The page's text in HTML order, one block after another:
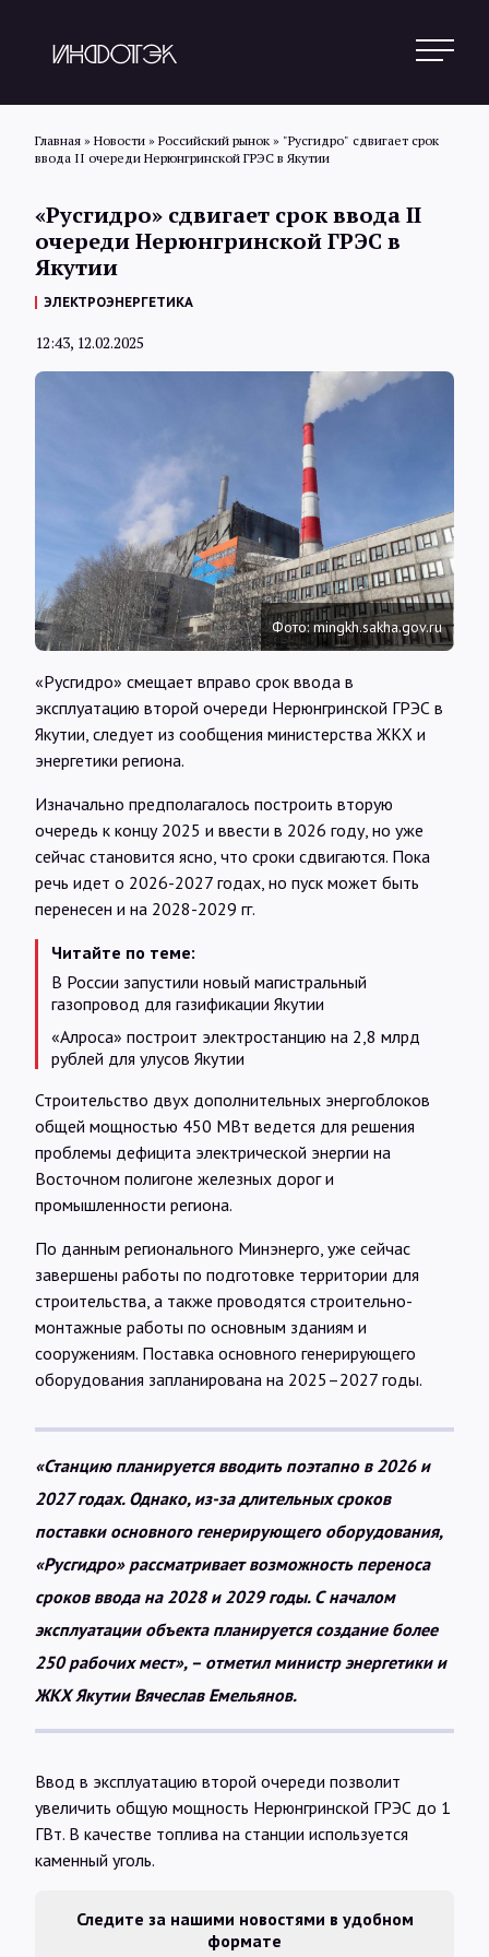
Интервью
Карты
О нас
@Infotek_Russia
Главная » Новости » Российский рынок » "Русгидро" сдвигает срок
ввода II очереди Нерюнгринской ГРЭС в Якутии
«Русгидро» сдвигает срок ввода II
очереди Нерюнгринской ГРЭС в
Якутии
ЭЛЕКТРОЭНЕРГЕТИКА
12:43, 12.02.2025
Фото: mingkh.sakha.gov.ru
«Русгидро» смещает вправо срок ввода в
эксплуатацию второй очереди Нерюнгринской ГРЭС в
Якутии, следует из сообщения министерства ЖКХ и
энергетики региона.
Изначально предполагалось построить вторую
очередь к концу 2025 и ввести в 2026 году, но уже
сейчас становится ясно, что сроки сдвигаются. Пока
речь идет о 2026-2027 годах, но пуск может быть
перенесен и на 2028-2029 гг.
Читайте по теме:
В России запустили новый магистральный
газопровод для газификации Якутии
«Алроса» построит электростанцию на 2,8 млрд
рублей для улусов Якутии
Строительство двух дополнительных энергоблоков
общей мощностью 450 МВт ведется для решения
проблемы дефицита электрической энергии на
Восточном полигоне железных дорог и
промышленности региона.
По данным регионального Минэнерго, уже сейчас
завершены работы по подготовке территории для
строительства, а также проводятся строительно-
монтажные работы по основным зданиям и
сооружениям. Поставка основного генерирующего
оборудования запланирована на 2025–2027 годы.
«Станцию планируется вводить поэтапно в 2026 и
2027 годах. Однако, из-за длительных сроков
поставки основного генерирующего оборудования,
«Русгидро» рассматривает возможность переноса
сроков ввода на 2028 и 2029 годы. С началом
эксплуатации объекта планируется создание более
250 рабочих мест», – отметил министр энергетики и
ЖКХ Якутии Вячеслав Емельянов.
Ввод в эксплуатацию второй очереди позволит
увеличить общую мощность Нерюнгринской ГРЭС до 1
ГВт. В качестве топлива на станции используется
каменный уголь.
Следите за нашими новостями в удобном
формате